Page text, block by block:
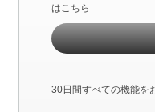
はこちら
30日間すべての機能を